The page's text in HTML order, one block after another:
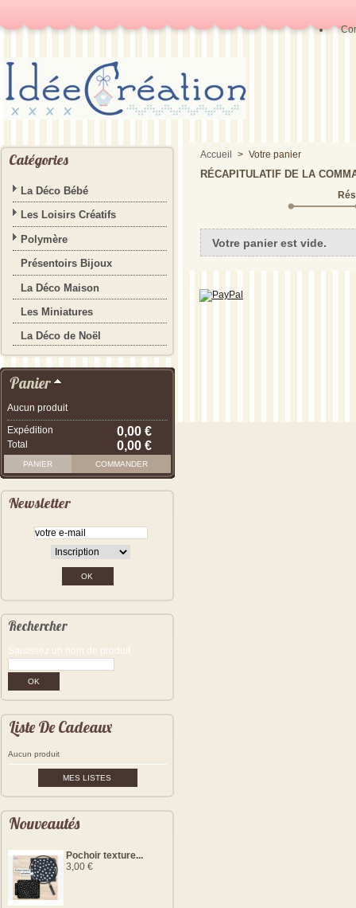
Catégories
La Déco Bébé
Les Loisirs Créatifs
Polymère
Présentoirs Bijoux
La Déco Maison
Les Miniatures
La Déco de Noël
Panier
Aucun produit
Expédition
0,00 €
Total 0,00 €
PANIER COMMANDER
Newsletter
Rechercher
Saisissez un nom de produit
Liste De Cadeaux
Aucun produit
MES LISTES
Nouveautés
Pochoir texture...
3,00 €
Accueil > Votre panier
RÉCAPITULATIF DE LA
Votre panier est vide.